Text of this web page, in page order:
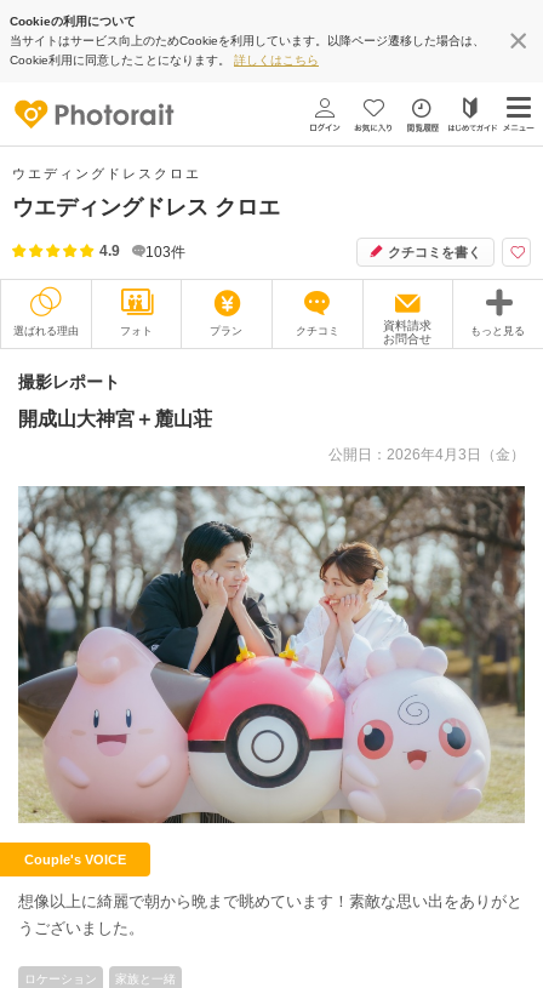
Cookieの利用について
当サイトはサービス向上のためCookieを利用しています。以降ページ遷移した場合は、
Cookie利用に同意したことになります。 詳しくはこちら
ウエディングドレスクロエ
ウエディングドレス クロエ
4.9 103件 クチコミを書く
選ばれる理由 フォト プラン クチコミ
資料請求
お問合せ
もっと見る
撮影レポート
衣装
アクセス/TEL スタジオトップ
撮影レポート
開成山大神宮＋麓山荘
公開日：2026年4月3日（金）
Couple's VOICE
想像以上に綺麗で朝から晩まで眺めています！素敵な思い出をありがと
うございました。
ロケーション 家族と一緒